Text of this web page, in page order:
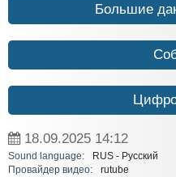
Большие
18.09.2025 14:12
Sound language:
RUS - Русский
Провайдер видео:
rutube